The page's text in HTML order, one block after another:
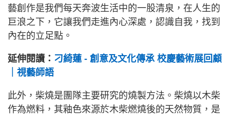
藝創作是我們每天奔波生活中的一股清泉，在人生的
巨浪之下，它讓我們走進內心深處，認識自我，找到
內在的立足點。
延伸閱讀： 刁綺蓮 - 創意及文化傳承 校慶藝術展回顧
｜視藝師語
此外，柴燒是團隊主要研究的燒製方法。柴燒以木柴
作為燃料，其釉色來源於木柴燃燒後的天然物質，是